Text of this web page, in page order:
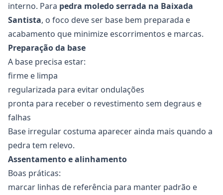
interno. Para pedra moledo serrada na Baixada
Santista, o foco deve ser base bem preparada e
acabamento que minimize escorrimentos e marcas.
Preparação da base
A base precisa estar:
firme e limpa
regularizada para evitar ondulações
pronta para receber o revestimento sem degraus e
falhas
Base irregular costuma aparecer ainda mais quando a
pedra tem relevo.
Assentamento e alinhamento
Boas práticas:
marcar linhas de referência para manter padrão e